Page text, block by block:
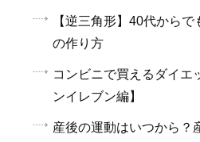
【逆三角形】40代から
の作り方
コンビニで買えるダイエ
ンイレブン編】
産後の運動はいつから？